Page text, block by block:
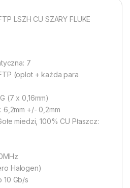
LSZH CU SZARY FLUKE
7
(oplot + każda para
(7 x 0,16mm)
6,2mm +/- 0,2mm
miedzi, 100% CU Płaszcz:
Halogen)
10 Gb/s